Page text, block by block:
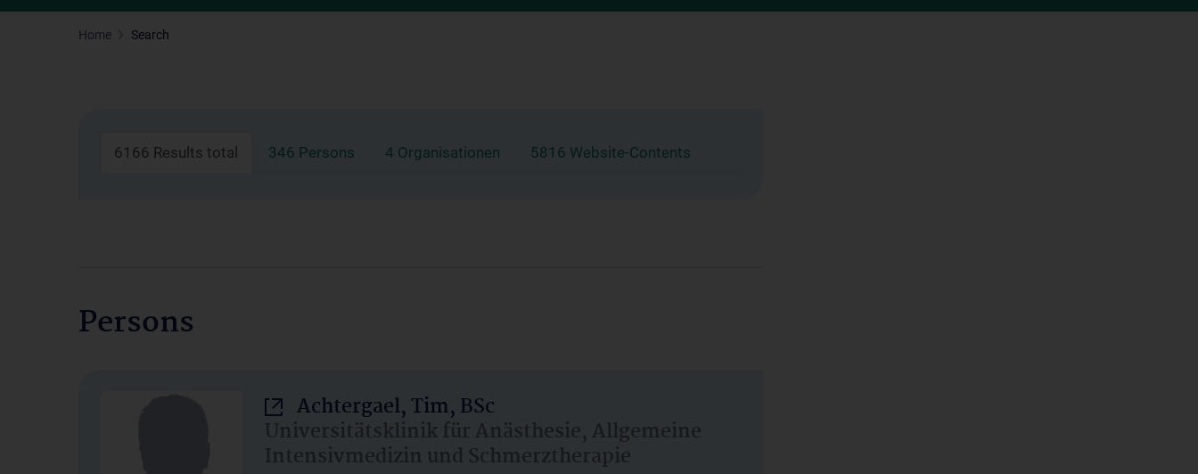
Home Search
6166 Results total 346 Persons 4 Organisationen 5816 Website-Contents
Persons
Achtergael, Tim, BSc
Universitätsklinik für Anästhesie, Allgemeine
Intensivmedizin und Schmerztherapie